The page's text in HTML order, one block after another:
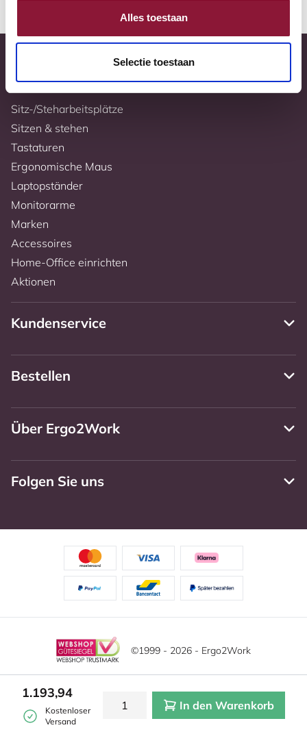
Alles toestaan
Selectie toestaan
1.193,94
Kostenloser
Versand
In den Warenkorb
Sitz-/Steharbeitsplätze
Sitzen & stehen
Tastaturen
Ergonomische Maus
Laptopständer
Monitorarme
Marken
Accessoires
Home-Office einrichten
Aktionen
Kundenservice
Bestellen
Über Ergo2Work
Folgen Sie uns
©1999 - 2026 - Ergo2Work
Haftungsausschluss
Allgemeine Geschäftsbedingungen
Cookie-Einstellungen